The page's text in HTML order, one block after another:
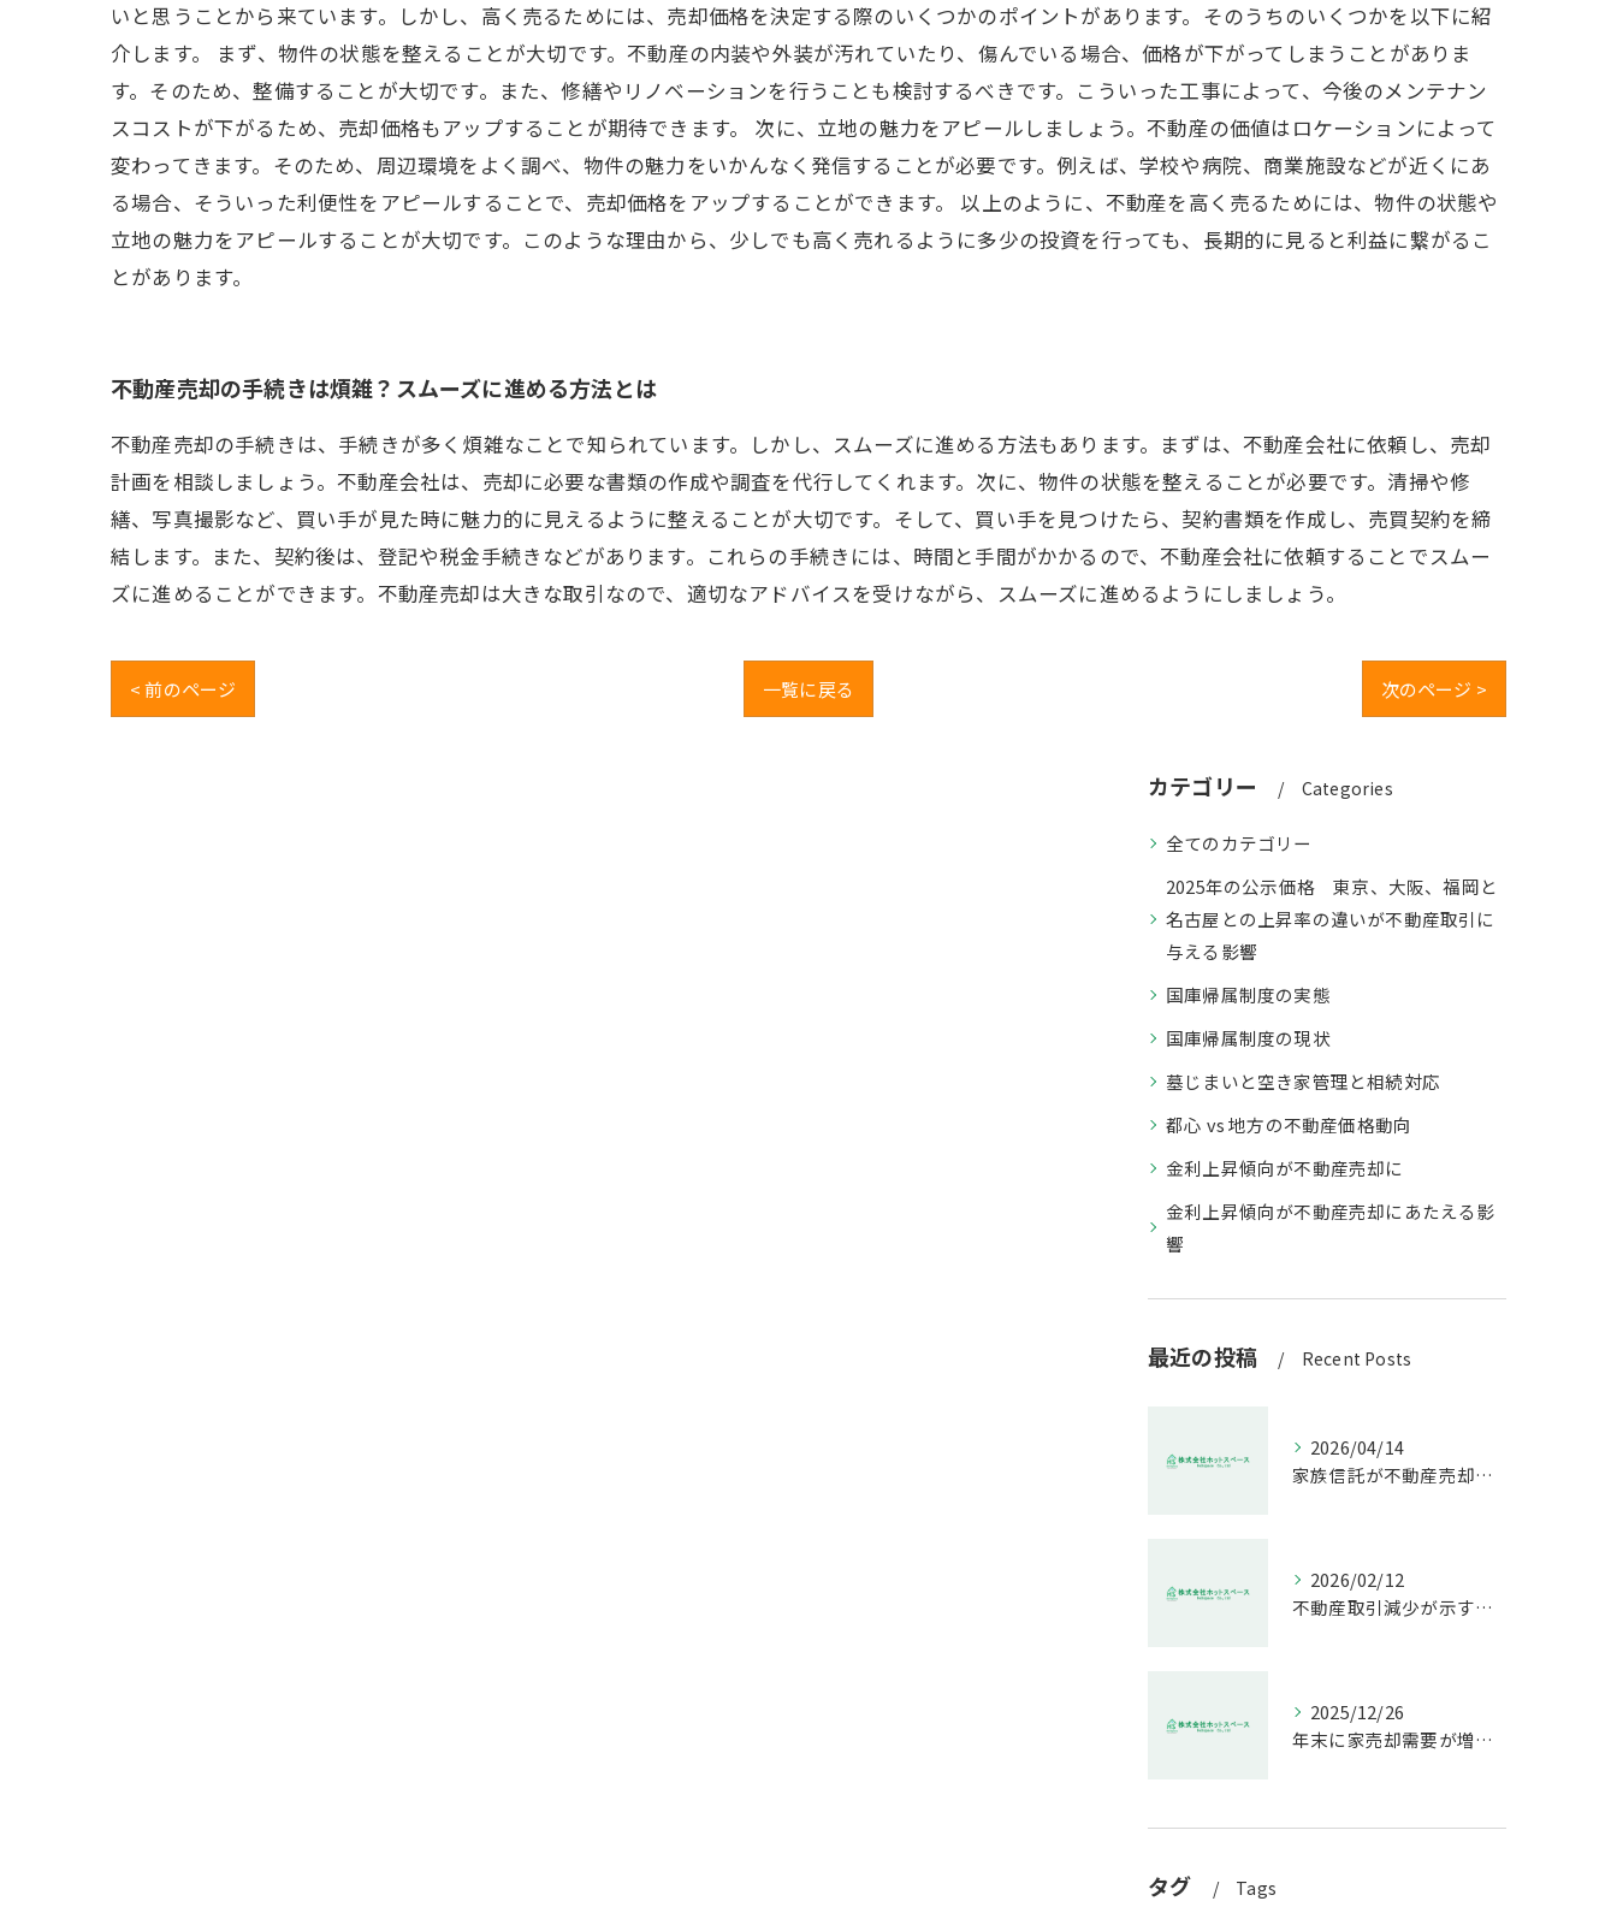
いと思うことから来ています。しかし、高く売るためには、売却価格を決定する際のいくつかのポイントがあります。そのうちのいくつかを以下に紹
介します。 まず、物件の状態を整えることが大切です。不動産の内装や外装が汚れていたり、傷んでいる場合、価格が下がってしまうことがありま
す。そのため、整備することが大切です。また、修繕やリノベーションを行うことも検討するべきです。こういった工事によって、今後のメンテナン
スコストが下がるため、売却価格もアップすることが期待できます。 次に、立地の魅力をアピールしましょう。不動産の価値はロケーションによって
変わってきます。そのため、周辺環境をよく調べ、物件の魅力をいかんなく発信することが必要です。例えば、学校や病院、商業施設などが近くにあ
る場合、そういった利便性をアピールすることで、売却価格をアップすることができます。 以上のように、不動産を高く売るためには、物件の状態や
立地の魅力をアピールすることが大切です。このような理由から、少しでも高く売れるように多少の投資を行っても、長期的に見ると利益に繋がるこ
とがあります。
不動産売却の手続きは煩雑？スムーズに進める方法とは
不動産売却の手続きは、手続きが多く煩雑なことで知られています。しかし、スムーズに進める方法もあります。まずは、不動産会社に依頼し、売却
計画を相談しましょう。不動産会社は、売却に必要な書類の作成や調査を代行してくれます。次に、物件の状態を整えることが必要です。清掃や修
繕、写真撮影など、買い手が見た時に魅力的に見えるように整えることが大切です。そして、買い手を見つけたら、契約書類を作成し、売買契約を締
結します。また、契約後は、登記や税金手続きなどがあります。これらの手続きには、時間と手間がかかるので、不動産会社に依頼することでスムー
ズに進めることができます。不動産売却は大きな取引なので、適切なアドバイスを受けながら、スムーズに進めるようにしましょう。
< 前のページ 一覧に戻る 次のページ >
カテゴリー Categories
全てのカテゴリー
2025年の公示価格 東京、大阪、福岡と
名古屋との上昇率の違いが不動産取引に
与える影響
国庫帰属制度の実態
国庫帰属制度の現状
墓じまいと空き家管理と相続対応
都心 vs 地方の不動産価格動向
金利上昇傾向が不動産売却に
金利上昇傾向が不動産売却にあたえる影
響
最近の投稿 Recent Posts
2026/04/14
家族信託が不動産売却で生む具体的メリット
2026/02/12
不動産取引減少が示す市場の危機
2025/12/26
年末に家売却需要が増す理由解説
タグ Tags